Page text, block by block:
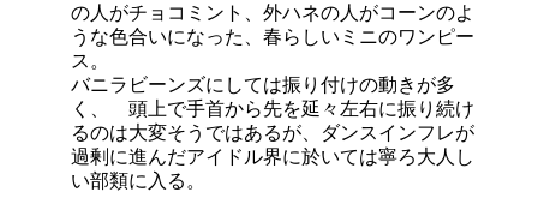
の人がチョコミント、外ハネの人がコーンのよ
うな色合いになった、春らしいミニのワンピー
ス。
バニラビーンズにしては振り付けの動きが多
く、 頭上で手首から先を延々左右に振り続け
るのは大変そうではあるが、ダンスインフレが
過剰に進んだアイドル界に於いては寧ろ大人し
い部類に入る。